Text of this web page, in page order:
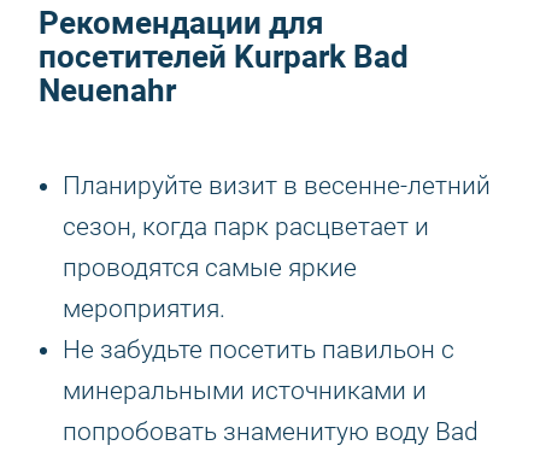
Рекомендации для
посетителей Kurpark Bad
Neuenahr
Планируйте визит в весенне-летний
сезон, когда парк расцветает и
проводятся самые яркие
мероприятия.
Не забудьте посетить павильон с
минеральными источниками и
попробовать знаменитую воду Bad